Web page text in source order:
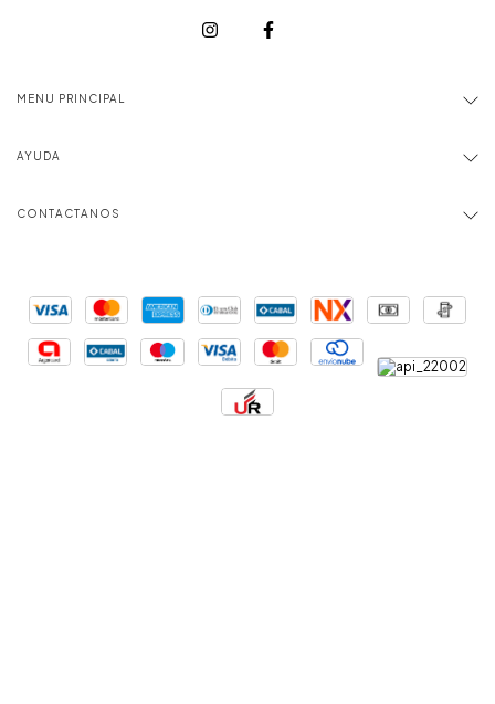
MENU PRINCIPAL
AYUDA
CONTACTANOS